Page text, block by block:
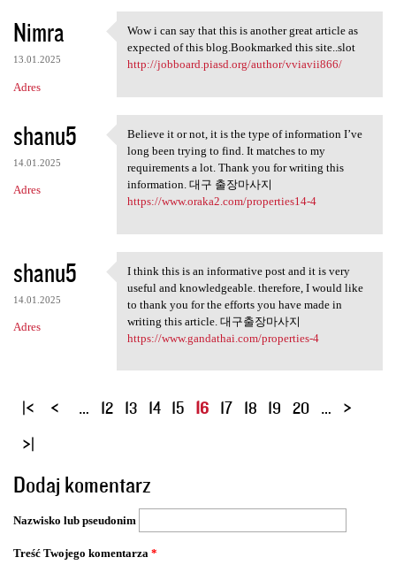
Nimra
13.01.2025
Adres
Wow i can say that this is
Wow i can say that this is another great article as
expected of this blog.Bookmarked this site..slot
http://jobboard.piasd.org/author/vviavii866/
shanu5
14.01.2025
Adres
Believe it or not, it is the
Believe it or not, it is the type of information I’ve
long been trying to find. It matches to my
requirements a lot. Thank you for writing this
information. 대구 출장마사지
https://www.oraka2.com/properties14-4
shanu5
14.01.2025
Adres
I think this is an
I think this is an informative post and it is very
useful and knowledgeable. therefore, I would like
to thank you for the efforts you have made in
writing this article. 대구출장마사지
https://www.gandathai.com/properties-4
S
o
n
y
… 12 13 14 15 16 17 18 19 20 …
Dodaj komentarz
Nazwisko lub pseudonim
Treść Twojego komentarza *